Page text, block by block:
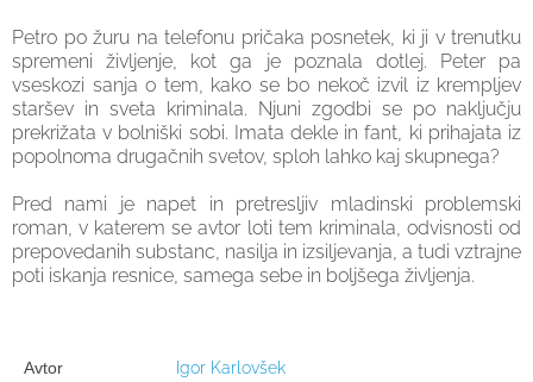
Petro po žuru na telefonu pričaka posnetek, ki ji v trenutku
spremeni življenje, kot ga je poznala dotlej. Peter pa
vseskozi sanja o tem, kako se bo nekoč izvil iz krempljev
staršev in sveta kriminala. Njuni zgodbi se po naključju
prekrižata v bolniški sobi. Imata dekle in fant, ki prihajata iz
popolnoma drugačnih svetov, sploh lahko kaj skupnega?
Pred nami je napet in pretresljiv mladinski problemski
roman, v katerem se avtor loti tem kriminala, odvisnosti od
prepovedanih substanc, nasilja in izsiljevanja, a tudi vztrajne
poti iskanja resnice, samega sebe in boljšega življenja.
Avtor Igor Karlovšek